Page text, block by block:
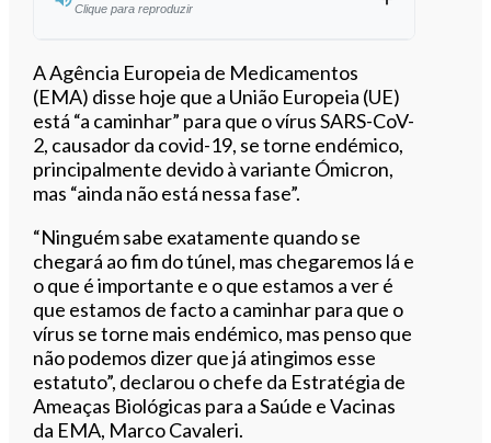
Clique para reproduzir
Ouvir este artigo
A Agência Europeia de Medicamentos
(EMA) disse hoje que a União Europeia (UE)
está “a caminhar” para que o vírus SARS-CoV-
2, causador da covid-19, se torne endémico,
principalmente devido à variante Ómicron,
mas “ainda não está nessa fase”.
“Ninguém sabe exatamente quando se
chegará ao fim do túnel, mas chegaremos lá e
o que é importante e o que estamos a ver é
que estamos de facto a caminhar para que o
vírus se torne mais endémico, mas penso que
não podemos dizer que já atingimos esse
estatuto”, declarou o chefe da Estratégia de
Ameaças Biológicas para a Saúde e Vacinas
da EMA, Marco Cavaleri.